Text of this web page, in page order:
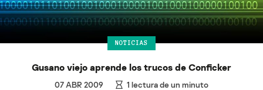
NOTICIAS
Gusano viejo aprende los trucos de Conficker
07 ABR 2009 1 lectura de un minuto